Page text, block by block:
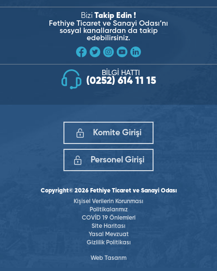
Bizi Takip Edin !
Fethiye Ticaret ve Sanayi Odası’nı
sosyal kanallardan da takip
edebilirsiniz.
BİLGİ HATTI
(0252) 614 11 15
Komite Girişi
Personel Girişi
Copyright© 2026 Fethiye Ticaret ve Sanayi Odası
Kişisel Verilerin Korunması
Politikalarımız
COVİD 19 Önlemleri
Site Haritası
Yasal Mevzuat
Gizlilik Politikası
Web Tasarım